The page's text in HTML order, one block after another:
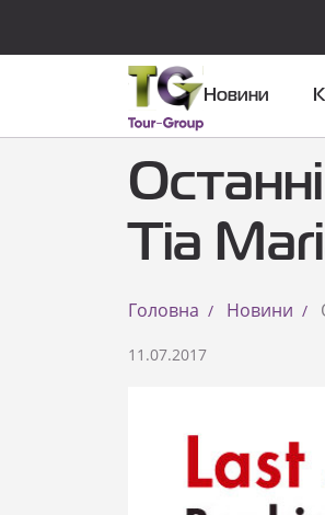
Новини
Tia
Головна Новини
11.07.2017